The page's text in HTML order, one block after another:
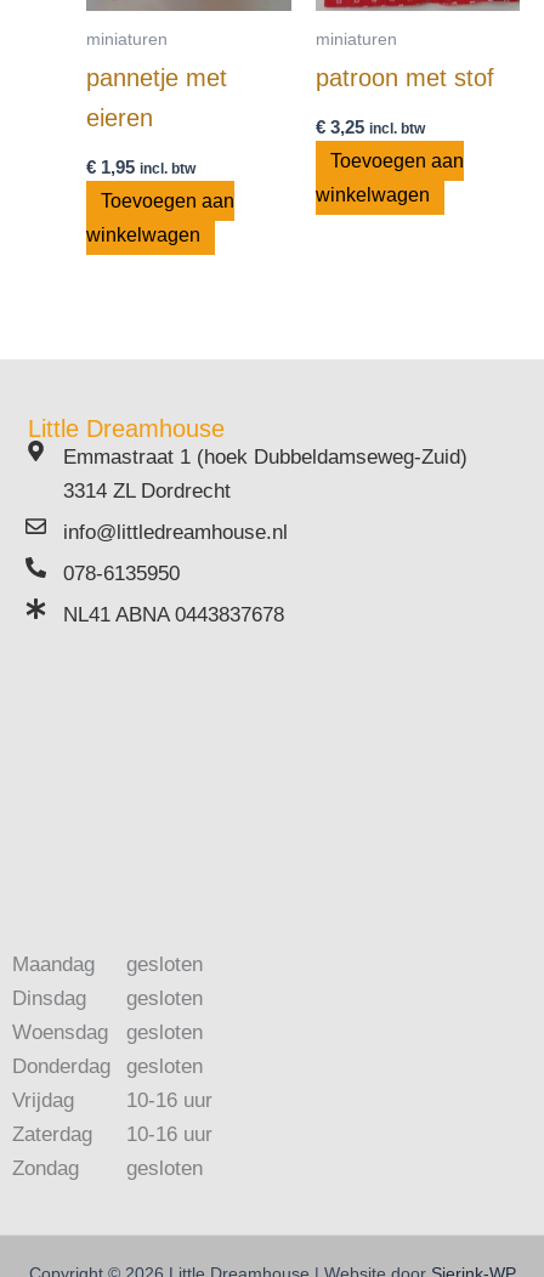
miniaturen
pannetje met
eieren
€ 1,95 incl. btw
Toevoegen aan
winkelwagen
miniaturen
patroon met stof
€3,25 incl. btw
Toevoegen aan
winkelwagen
Little Dreamhouse
Emmastraat 1 (hoek Dubbeldamseweg-Zuid)
3314 ZL Dordrecht
info@littledreamhouse.nl
078-6135950
NL41 ABNA 0443837678
Maandag
Dinsdag
Woensdag
Donderdag
Vrijdag
Zaterdag
Zondag
gesloten
gesloten
gesloten
gesloten
10-16 uur
10-16 uur
gesloten